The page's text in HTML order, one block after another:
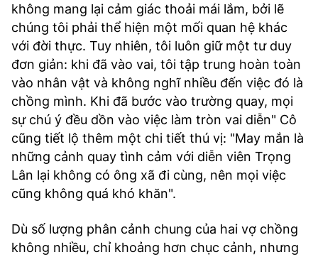
không mang lại cảm giác thoải mái lắm, bởi lẽ
chúng tôi phải thể hiện một mối quan hệ khác
với đời thực. Tuy nhiên, tôi luôn giữ một tư duy
đơn giản: khi đã vào vai, tôi tập trung hoàn toàn
vào nhân vật và không nghĩ nhiều đến việc đó là
chồng mình. Khi đã bước vào trường quay, mọi
sự chú ý đều dồn vào việc làm tròn vai diễn" Cô
cũng tiết lộ thêm một chi tiết thú vị: "May mắn là
những cảnh quay tình cảm với diễn viên Trọng
Lân lại không có ông xã đi cùng, nên mọi việc
cũng không quá khó khăn".
Dù số lượng phân cảnh chung của hai vợ chồng
không nhiều, chỉ khoảng hơn chục cảnh, nhưng